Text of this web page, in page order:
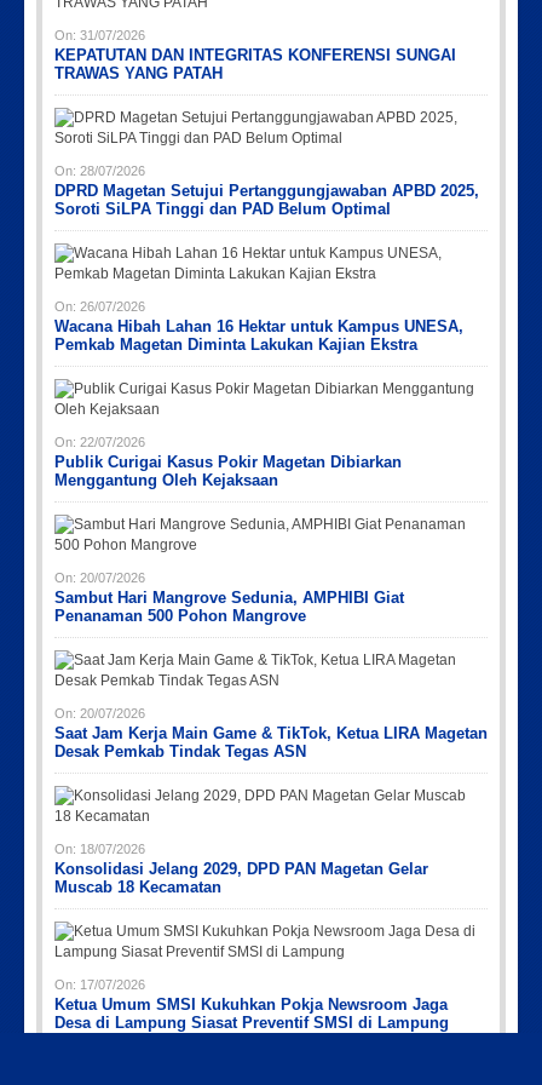
On: 31/07/2026
KEPATUTAN DAN INTEGRITAS KONFERENSI SUNGAI
TRAWAS YANG PATAH
On: 28/07/2026
DPRD Magetan Setujui Pertanggungjawaban APBD 2025,
Soroti SiLPA Tinggi dan PAD Belum Optimal
On: 26/07/2026
Wacana Hibah Lahan 16 Hektar untuk Kampus UNESA,
Pemkab Magetan Diminta Lakukan Kajian Ekstra
On: 22/07/2026
Publik Curigai Kasus Pokir Magetan Dibiarkan
Menggantung Oleh Kejaksaan
On: 20/07/2026
Sambut Hari Mangrove Sedunia, AMPHIBI Giat
Penanaman 500 Pohon Mangrove
On: 20/07/2026
Saat Jam Kerja Main Game & TikTok, Ketua LIRA Magetan
Desak Pemkab Tindak Tegas ASN
On: 18/07/2026
Konsolidasi Jelang 2029, DPD PAN Magetan Gelar
Muscab 18 Kecamatan
On: 17/07/2026
Ketua Umum SMSI Kukuhkan Pokja Newsroom Jaga
Desa di Lampung Siasat Preventif SMSI di Lampung